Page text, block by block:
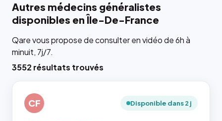
Autres médecins généralistes
disponibles en Île-De-France
Qare vous propose de consulter en vidéo de 6h à
minuit, 7j/7.
3552 résultats trouvés
CF Disponible dans 2 j